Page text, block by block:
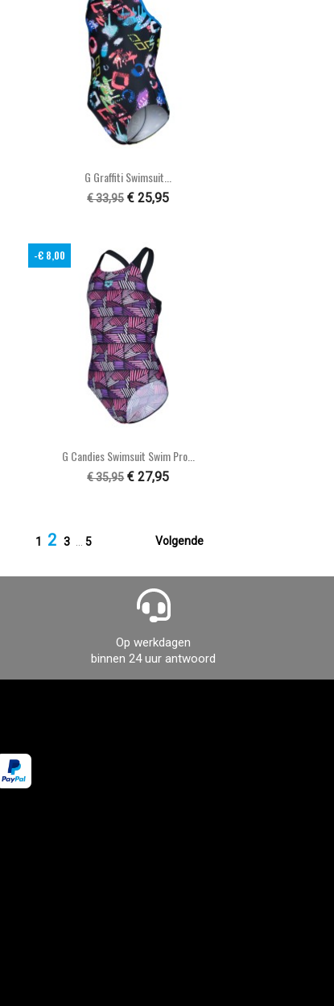
Snel bekijken
G Graffiti Swimsuit...
€ 33,95 € 25,95
Snel bekijken
G Candies Swimsuit Swim Pro...
€ 35,95 € 27,95
-€ 8,00
1 23 … 5 Volgende
Op werkdagen
binnen 24 uur antwoord